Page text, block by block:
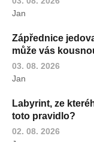
Jan
Zápřednice
může vás
03. 08. 2026
Jan
Labyrint, ze
toto pravidlo?
02. 08. 2026